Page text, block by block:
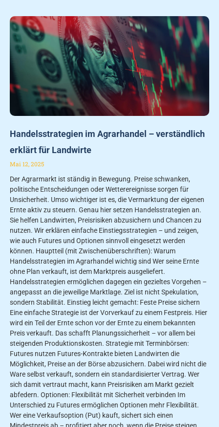
Handelsstrategien im Agrarhandel – verständlich
erklärt für Landwirte
Mai 12, 2025
Der Agrarmarkt ist ständig in Bewegung. Preise schwanken,
politische Entscheidungen oder Wetterereignisse sorgen für
Unsicherheit. Umso wichtiger ist es, die Vermarktung der eigenen
Ernte aktiv zu steuern. Genau hier setzen Handelsstrategien an.
Sie helfen Landwirten, Preisrisiken abzusichern und Chancen zu
nutzen. Wir erklären einfache Einstiegsstrategien – und zeigen,
wie auch Futures und Optionen sinnvoll eingesetzt werden
können. Hauptteil (mit Zwischenüberschriften): Warum
Handelsstrategien im Agrarhandel wichtig sind Wer seine Ernte
ohne Plan verkauft, ist dem Marktpreis ausgeliefert.
Handelsstrategien ermöglichen dagegen ein gezieltes Vorgehen –
angepasst an die jeweilige Marktlage. Ziel ist nicht Spekulation,
sondern Stabilität. Einstieg leicht gemacht: Feste Preise sichern
Eine einfache Strategie ist der Vorverkauf zu einem Festpreis. Hier
wird ein Teil der Ernte schon vor der Ernte zu einem bekannten
Preis verkauft. Das schafft Planungssicherheit – vor allem bei
steigenden Produktionskosten. Strategie mit Terminbörsen:
Futures nutzen Futures-Kontrakte bieten Landwirten die
Möglichkeit, Preise an der Börse abzusichern. Dabei wird nicht die
Ware selbst verkauft, sondern ein standardisierter Vertrag. Wer
sich damit vertraut macht, kann Preisrisiken am Markt gezielt
abfedern. Optionen: Flexibilität mit Sicherheit verbinden Im
Unterschied zu Futures ermöglichen Optionen mehr Flexibilität.
Wer eine Verkaufsoption (Put) kauft, sichert sich einen